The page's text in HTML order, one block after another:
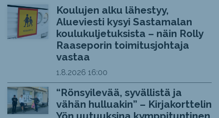
Koulujen alku lähestyy,
Alueviesti kysyi Sastamalan
koulukuljetuksista – näin Rolly
Raaseporin toimitusjohtaja
vastaa
1.8.2026 16:00
“Rönsyilevää, syvällistä ja
vähän hulluakin” – Kirjakorttelin